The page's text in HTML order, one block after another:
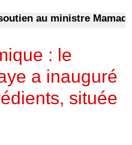
au ministre Mamadou
: le
a inauguré
située